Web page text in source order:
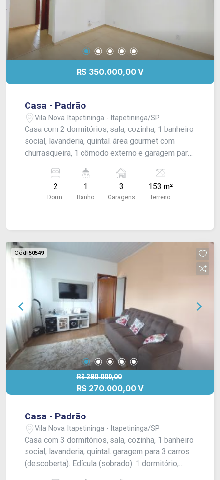
R$ 350.000,00 V
Casa - Padrão
Vila Nova Itapetininga - Itapetininga/SP
Casa com 2 dormitórios, sala, cozinha, 1 banheiro
social, lavanderia, quintal, área gourmet com
churrasqueira, 1 cômodo externo e garagem para
2
Dorm.
1
Banho
3
Garagens
153 m²
Terreno
Cód. 50549
R$ 280.000,00
R$ 270.000,00 V
Casa - Padrão
Vila Nova Itapetininga - Itapetininga/SP
Casa com 3 dormitórios, sala, cozinha, 1 banheiro
social, lavanderia, quintal, garagem para 3 carros
(descoberta). Edícula (sobrado): 1 dormitório,